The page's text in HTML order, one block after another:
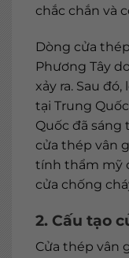
chắc chắn và
Dòng cửa
Phương Tây
xảy ra. Sau
tại Trung
Quốc đã sáng
cửa thép vân
tính thẩm mỹ
cửa chống
2. Cấu tạo
Cửa thép vân